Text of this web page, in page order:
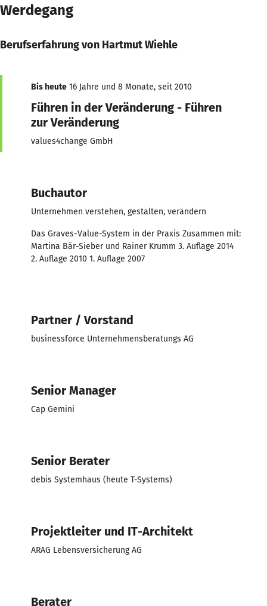
Werdegang
Berufserfahrung von Hartmut Wiehle
Bis heute 16 Jahre und 8 Monate, seit 2010
Führen in der Veränderung - Führen
zur Veränderung
values4change GmbH
Buchautor
Unternehmen verstehen, gestalten, verändern
Das Graves-Value-System in der Praxis Zusammen mit:
Martina Bär-Sieber und Rainer Krumm 3. Auflage 2014
2. Auflage 2010 1. Auflage 2007
Partner / Vorstand
businessforce Unternehmensberatungs AG
Senior Manager
Cap Gemini
Senior Berater
debis Systemhaus (heute T-Systems)
Projektleiter und IT-Architekt
ARAG Lebensversicherung AG
Berater